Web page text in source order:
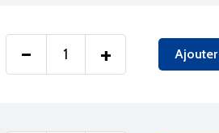
- + Ajouter